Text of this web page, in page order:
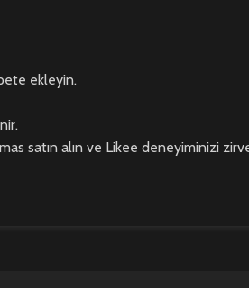
ekleyin.
satın alın ve Likee deneyiminizi